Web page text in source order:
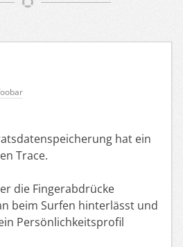
hat ein
Trace.
die Fingerabdrücke
beim Surfen hinterlässt und
Persönlichkeitsprofil